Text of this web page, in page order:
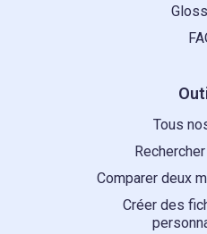
Tous
Comparer deux
Créer des